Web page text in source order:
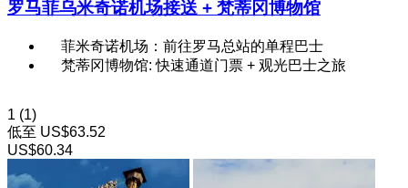
罗马菲乌米奇诺机场接送 + 梵蒂冈博物馆
菲米奇诺机场：前往罗马总站的单程巴士
梵蒂冈博物馆: 快速通道门票 + 观光巴士之旅
1 (1)
低至 US$63.52
US$60.34